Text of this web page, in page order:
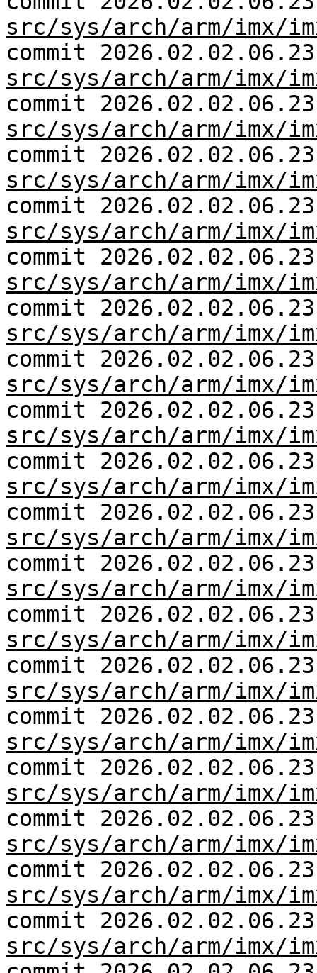
src/sys/arch/arm/imx/
commit
src/sys/arch/arm/imx/
commit
src/sys/arch/arm/imx/
commit
src/sys/arch/arm/imx/
commit
src/sys/arch/arm/imx/
commit
src/sys/arch/arm/imx/
commit
src/sys/arch/arm/imx/
commit
src/sys/arch/arm/imx/
commit
src/sys/arch/arm/imx/
commit
src/sys/arch/arm/imx/
commit
src/sys/arch/arm/imx/
commit
src/sys/arch/arm/imx/
commit
src/sys/arch/arm/imx/
commit
src/sys/arch/arm/imx/
commit
src/sys/arch/arm/imx/
commit
src/sys/arch/arm/imx/
commit
src/sys/arch/arm/imx/
commit
src/sys/arch/arm/imx/
commit
src/sys/arch/arm/imx/